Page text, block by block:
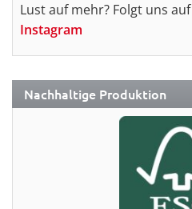
Lust auf mehr? Folgt uns auf
Instagram
Nachhaltige Produktion